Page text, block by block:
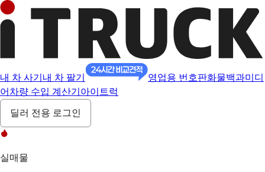
내 차 사기 내 차 팔기 영업용 번호판화물백과미디
어 차량 수입 계산기 아이트럭
딜러 전용 로그인
실매물